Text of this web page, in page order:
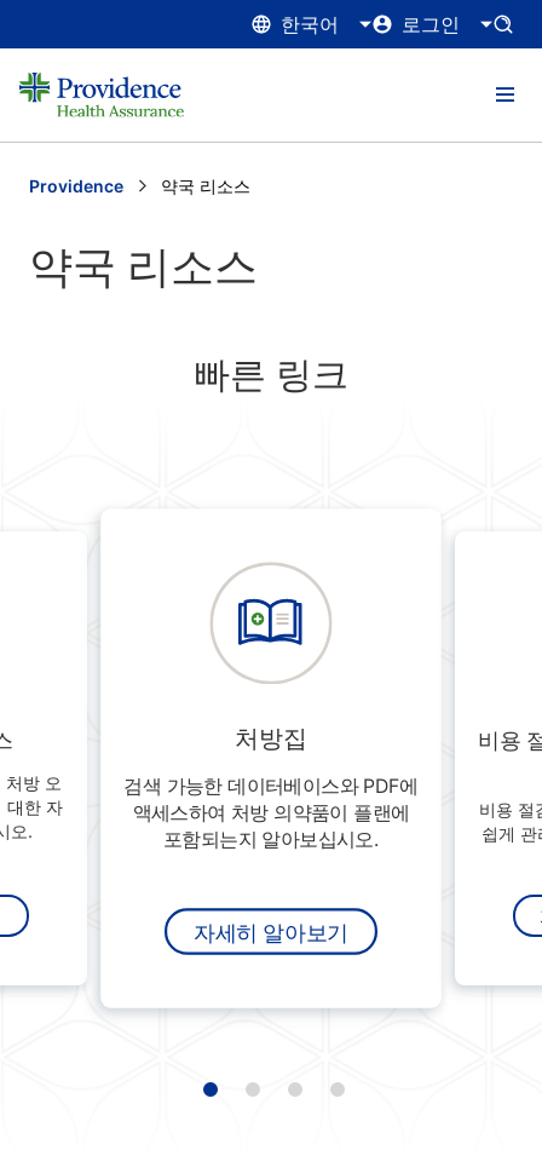
한국어 로그인
Providence Current:
약국 리소스
약국 리소스
빠른 링크
방 오
대한 자
오.
처방집
검색 가능한 데이터베이스와 PDF에
액세스하여 처방 의약품이 플랜에
포함되는지 알아보십시오.
자세히 알아보기
비용
비용 절
쉽게